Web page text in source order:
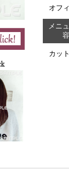
オフ
メニ
容
カッ